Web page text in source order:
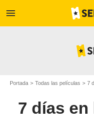
menu
Portada Todas las películas 7
7 días en